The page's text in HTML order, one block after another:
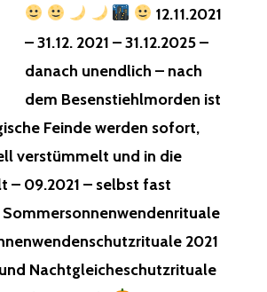
12.11.2021
– 31.12. 2021 – 31.12.2025 –
danach unendlich – nach
dem Besenstiehlmorden ist
Feinde werden sofort,
verstümmelt und in die
– 09.2021 – selbst fast
2021
Nachtgleicheschutzrituale